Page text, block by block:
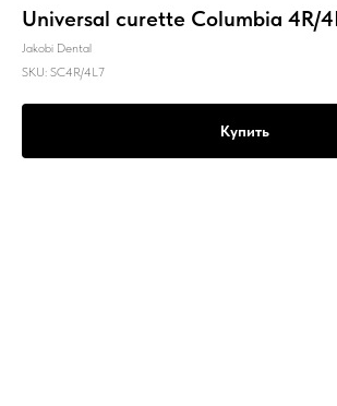
Universal curette Columbia 4R/
Jakobi Dental
SKU: SC4R/4L7
Купить